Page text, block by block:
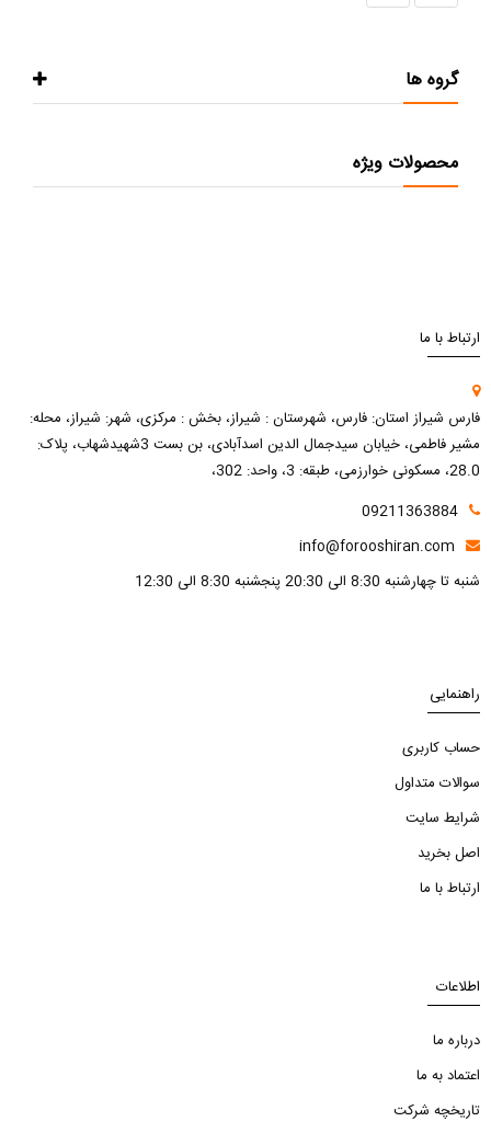
گروه ها
محصولات ویژه
ارتباط با ما
فارس شیراز استان: فارس، شهرستان : شیراز، بخش : مرکزی، شهر: شیراز، محله:
مشیر فاطمی، خیابان سیدجمال الدین اسدآبادی، بن بست 3شهیدشهاب، پلاک:
28.0، مسکونی خوارزمی، طبقه: 3، واحد: 302،
09211363884
info@forooshiran.com
شنبه تا چهارشنبه 8:30 الی 20:30 پنجشنبه 8:30 الی 12:30
راهنمایی
حساب کاربری
سوالات متداول
شرایط سایت
اصل بخرید
ارتباط با ما
اطلاعات
درباره ما
اعتماد به ما
تاریخچه شرکت